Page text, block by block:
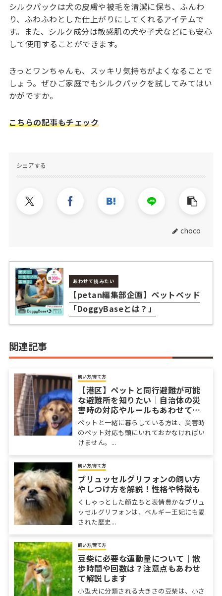
シルクパックは犬の皮膚や被毛を清潔に保ち、ふんわ
り、ふわふわとした仕上がりにしてくれるアイテムで
す。また、シルク成分は敏感肌の犬や子犬などにも安心
して使用することができます。
きっとワンちゃんも、スッキリ気持ちがよくなることで
しょう。ぜひご家庭でもシルクパックを試してみてはい
かがですか。
こちらの記事もチェック
シェアする
choco
あわせて読みたい
【petan編集部企画】ペットベッド
「DoggyBaseとは？」
関連記事
飼い方/育て方
【港区】ペットと同行避難が可能
な避難所を知りたい｜自治体の災
害時の対応やルールもあわせてチ
ェック
ペットと一緒に暮らしている方は、災害時
のペット対応も頭にいれておかなければい
けません。...
飼い方/育て方
ブリュッセルグリフォンの飼い方
やしつけ方を解説！性格や特徴も
くしゃっとした顔立ちと表情豊かなブリュ
ッセルグリフォンは、ベルギー王妃にも愛
された歴史...
飼い方/育て方
豆柴に必要な運動量について｜散
歩時間や回数は？注意点もあわせ
て解説します
小型犬に分類される大きさの豆柴は、小さ